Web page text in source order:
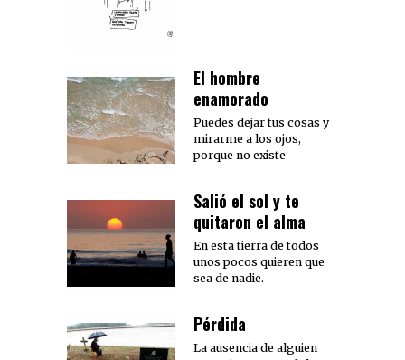
El hombre
enamorado
Puedes dejar tus cosas y
mirarme a los ojos,
porque no existe
Salió el sol y te
quitaron el alma
En esta tierra de todos
unos pocos quieren que
sea de nadie.
Pérdida
La ausencia de alguien